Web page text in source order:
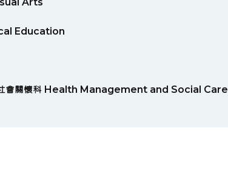
Education
社會關懷科 Health Management and Social Care